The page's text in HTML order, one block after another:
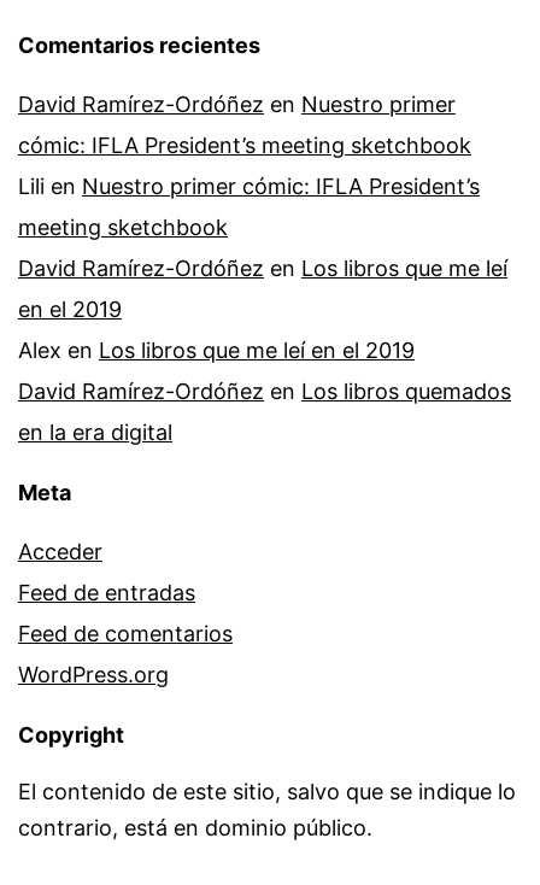
Comentarios recientes
David Ramírez-Ordóñez en Nuestro primer
cómic: IFLA President’s meeting sketchbook
Lili en Nuestro primer cómic: IFLA President’s
meeting sketchbook
David Ramírez-Ordóñez en Los libros que me leí
en el 2019
Alex en Los libros que me leí en el 2019
David Ramírez-Ordóñez en Los libros quemados
en la era digital
Meta
Acceder
Feed de entradas
Feed de comentarios
WordPress.org
Copyright
El contenido de este sitio, salvo que se indique lo
contrario, está en dominio público.